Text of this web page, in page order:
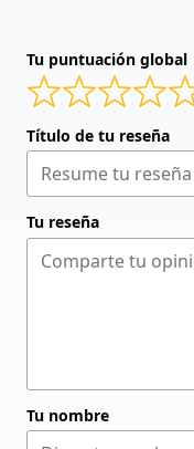
Tu puntuación global
Título de tu reseña
Tu reseña
Tu nombre